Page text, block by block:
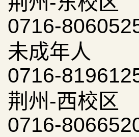
0716-
未成年人
0716-
荆州-西校
0716-